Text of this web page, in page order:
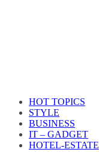
HOT TOPICS
STYLE
BUSINESS
IT – GADGET
HOTEL-ESTATE